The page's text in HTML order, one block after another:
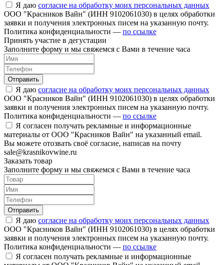
Я даю согласие на обработку моих персональных данных
ООО "Красников Вайн" (ИНН 9102061030) в целях обработки
заявки и получения электронных писем на указанную почту.
Политика конфиденциальности — по ссылке
Принять участие в дегустации
Заполните форму и мы свяжемся с Вами в течение часа
Отправить
Я даю согласие на обработку моих персональных данных
ООО "Красников Вайн" (ИНН 9102061030) в целях обработки
заявки и получения электронных писем на указанную почту.
Политика конфиденциальности — по ссылке
Я согласен получать рекламные и информационные
материалы от ООО "Красников Вайн" на указанный email.
Вы можете отозвать своё согласие, написав на почту
sale@krasnikovwine.ru
Заказать товар
Заполните форму и мы свяжемся с Вами в течение часа
Отправить
Я даю согласие на обработку моих персональных данных
ООО "Красников Вайн" (ИНН 9102061030) в целях обработки
заявки и получения электронных писем на указанную почту.
Политика конфиденциальности — по ссылке
Я согласен получать рекламные и информационные